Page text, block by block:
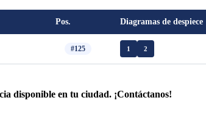
Pos. Diagramas de despiece
#125 1 2
disponible en tu ciudad. ¡Contáctanos!